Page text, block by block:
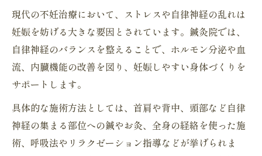
現代の不妊治療において、ストレスや自律神経の乱れは
妊娠を妨げる大きな要因とされています。鍼灸院では、
自律神経のバランスを整えることで、ホルモン分泌や血
流、内臓機能の改善を図り、妊娠しやすい身体づくりを
サポートします。
具体的な施術方法としては、首肩や背中、頭部など自律
神経の集まる部位への鍼やお灸、全身の経絡を使った施
術、呼吸法やリラクゼーション指導などが挙げられま